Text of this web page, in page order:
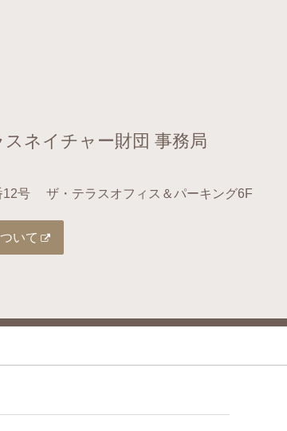
ネイチャー財団 事務局
12号
ザ・テラスオフィス＆パーキング6F
いて